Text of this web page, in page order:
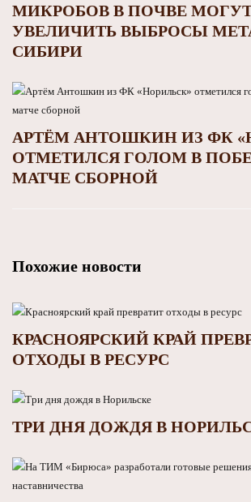
МИКРОБОВ В ПОЧВЕ
УВЕЛИЧИТЬ ВЫБРОСЫ
СИБИРИ
АРТЁМ АНТОШКИН ИЗ ФК
ОТМЕТИЛСЯ ГОЛОМ В
МАТЧЕ СБОРНОЙ
Похожие новости
КРАСНОЯРСКИЙ КРАЙ
ОТХОДЫ В РЕСУРС
ТРИ ДНЯ ДОЖДЯ В